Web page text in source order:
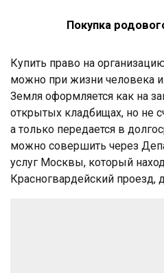
Покупка
Купить право на
можно при жизни человека
Земля оформляется как на
открытых кладбищах, но не
а только передается в
можно совершить через
услуг Москвы, который
Красногвардейский проезд,